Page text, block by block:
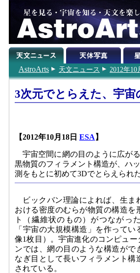
AstroArts 天文ニュース 2012年10
3次元でとらえた、宇
【2012年10月18日 ESA 】
宇宙空間に網の目のように広が
黒物質のフィラメント構造が、ハ
測をもとに初めて3Dでとらえられた
ビックバン理論によれば、生ま
おける密度のむらが物質の構造を
ト（繊維状のもの）がつながっ
「宇宙の大規模構造」を作って
像1枚目）。宇宙進化のコンピュー
ンでは、網の目のような構造がで
なぎ目として長いフィラメント構
されている。